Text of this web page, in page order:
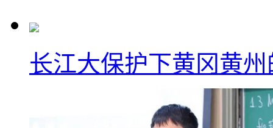
长江大保护下黄冈黄